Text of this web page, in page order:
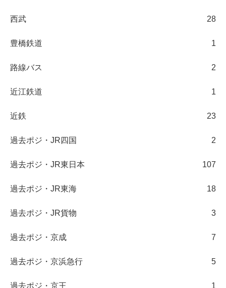
西武 28
豊橋鉄道 1
路線バス 2
近江鉄道 1
近鉄 23
過去ポジ・JR四国 2
過去ポジ・JR東日本 107
過去ポジ・JR東海 18
過去ポジ・JR貨物 3
過去ポジ・京成 7
過去ポジ・京浜急行 5
過去ポジ・京王 1